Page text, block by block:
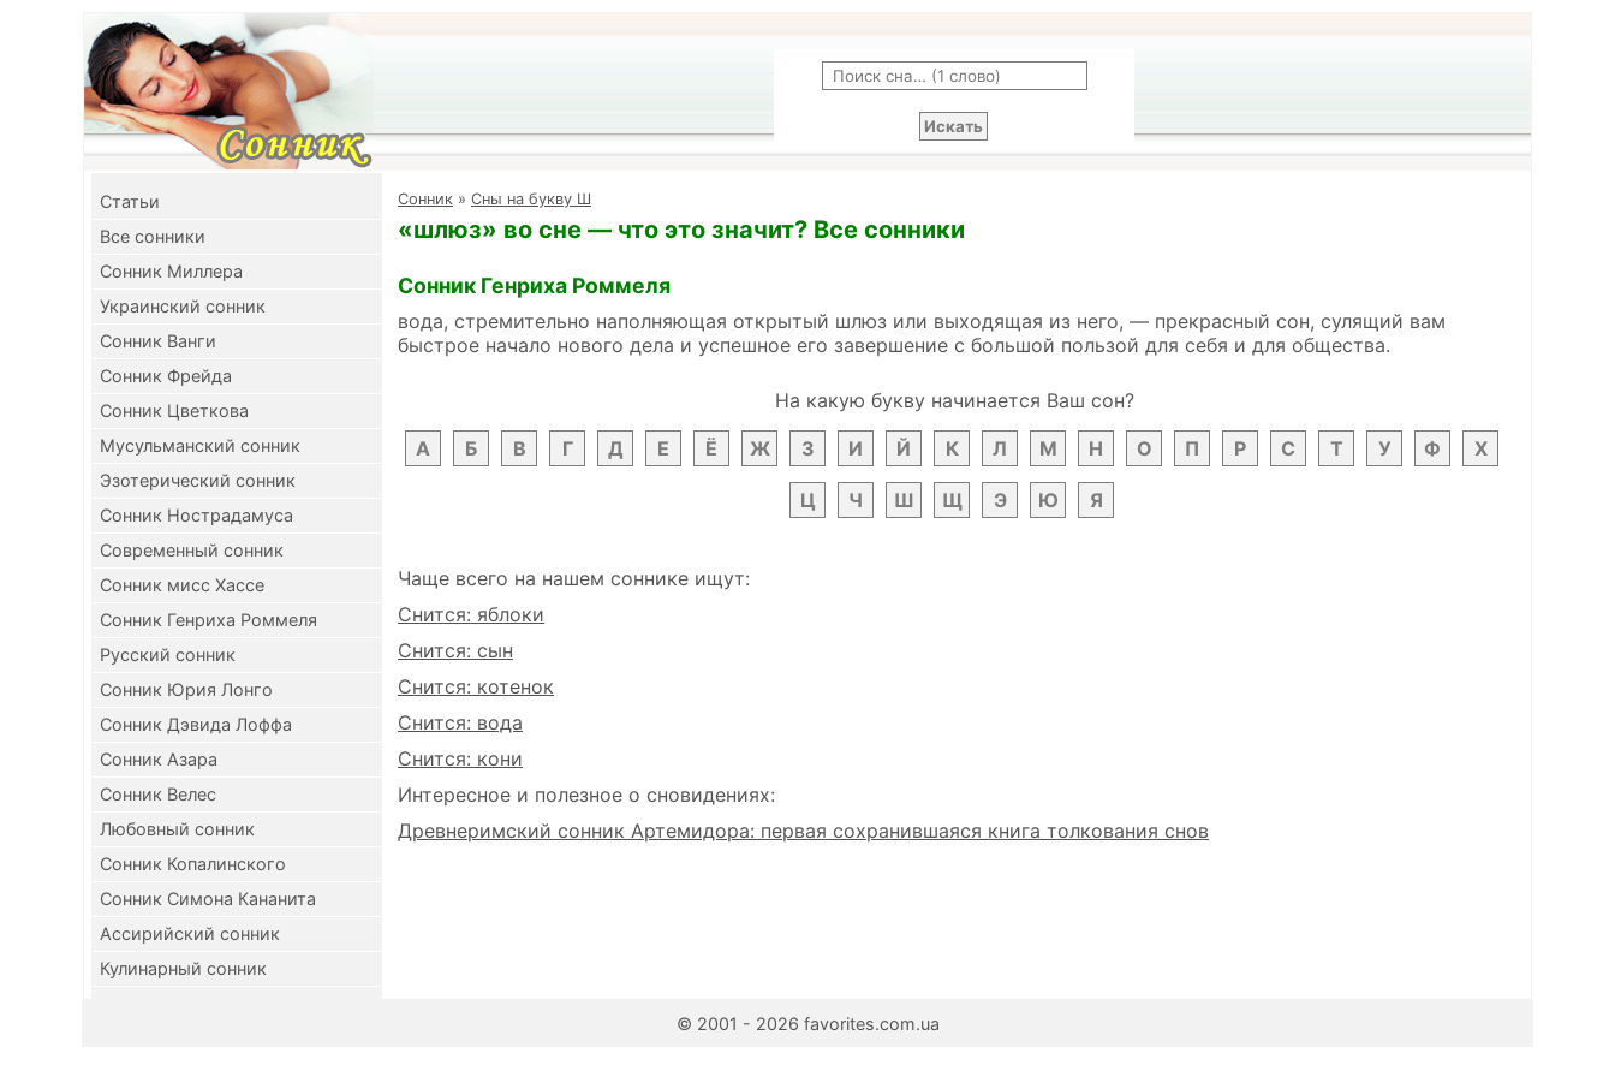
Cтатьи
Все сонники
Сонник Миллера
Украинский сонник
Сонник Ванги
Сонник Фрейда
Сонник Цветкова
Мусульманский сонник
Эзотерический сонник
Сонник Нострадамуса
Современный сонник
Сонник мисс Хассе
Сонник Генриха Роммеля
Русский сонник
Сонник Юрия Лонго
Сонник Дэвида Лоффа
Сонник Азара
Сонник Велес
Любовный сонник
Сонник Копалинского
Сонник Симона Кананита
Ассирийский сонник
Кулинарный сонник
Cонник » Сны на букву Ш
«шлюз» во сне — что это значит? Все сонники
Сонник Генриха Роммеля
вода, стремительно наполняющая открытый шлюз или выходящая из него, — прекрасный сон, сулящий вам
быстрое начало нового дела и успешное его завершение с большой пользой для себя и для общества.
На какую букву начинается Ваш сон?
А
Б В Г Д Е Ё Ж З И Й К Л М Н О П Р С Т У Ф Х
Ц Ч Ш Щ Э Ю Я
Чаще всего на нашем соннике ищут:
Снится: яблоки
Снится: сын
Снится: котенок
Снится: вода
Снится: кони
Интересное и полезное о сновидениях:
Древнеримский сонник Артемидора: первая сохранившаяся книга толкования снов
© 2001 - 2026 favorites.com.ua